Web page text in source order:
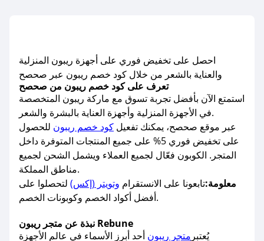
احصل على تخفيض فوري على أجهزة ريبون المنزلية
والعناية بالشعر من خلال كود خصم ريبون عبر صحصح
تعرف على كود خصم ريبون من صحصح
استمتع الآن بأفضل تجربة تسوق مع ماركة ريبون المتخصصة
في الأجهزة المنزلية وأجهزة العناية بالبشرة والشعر.
عبر موقع صحصح، يمكنك تفعيل كود خصم ريبون للحصول
على تخفيض فوري 5% على جميع المنتجات المتوفرة داخل
المتجر. الكوبون فعّال لجميع العملاء ويشمل الشحن لجميع
مناطق المملكة.
معلومة:تابعونا على الانستقرام وتويتر (إكس) لتحصلوا على
أفضل أكواد الخصم وكوبونات الخصم.
نبذة عن متجر ريبون Rebune
يُعتبر متجر ريبون أحد أبرز الأسماء في عالم الأجهزة